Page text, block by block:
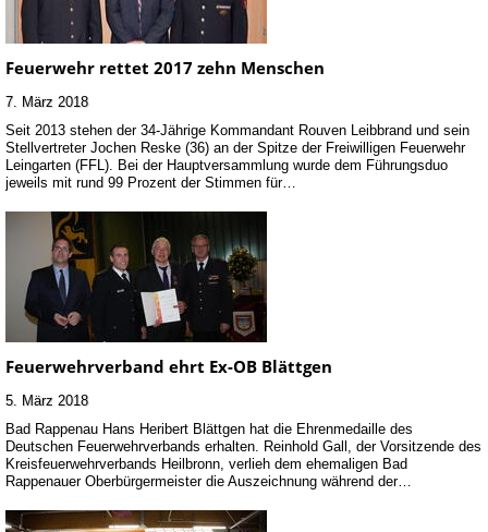
Feuerwehr rettet 2017 zehn Menschen
7. März 2018
Seit 2013 stehen der 34-Jährige Kommandant Rouven Leibbrand und sein
Stellvertreter Jochen Reske (36) an der Spitze der Freiwilligen Feuerwehr
Leingarten (FFL). Bei der Hauptversammlung wurde dem Führungsduo
jeweils mit rund 99 Prozent der Stimmen für…
Feuerwehrverband ehrt Ex-OB Blättgen
5. März 2018
Bad Rappenau Hans Heribert Blättgen hat die Ehrenmedaille des
Deutschen Feuerwehrverbands erhalten. Reinhold Gall, der Vorsitzende des
Kreisfeuerwehrverbands Heilbronn, verlieh dem ehemaligen Bad
Rappenauer Oberbürgermeister die Auszeichnung während der…